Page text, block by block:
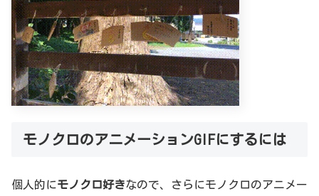
モノクロのアニメーションGIFにするには
個人的にモノクロ好きなので、さらにモノクロのアニメー